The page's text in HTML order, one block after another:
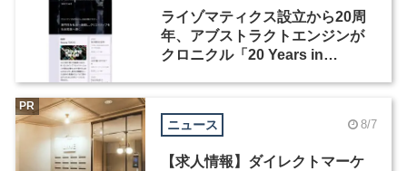
ライゾマティクス設立から20周
年、アブストラクトエンジンが
クロニクル「20 Years in
ニュース 8/7
【求人情報】ダイレクトマーケ
PR